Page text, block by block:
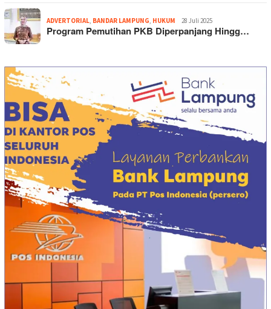
ADVERTORIAL, BANDAR LAMPUNG, HUKUM 28 Juli 2025
Program Pemutihan PKB Diperpanjang Hingg…